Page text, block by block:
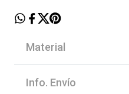
Material
Info. Envío